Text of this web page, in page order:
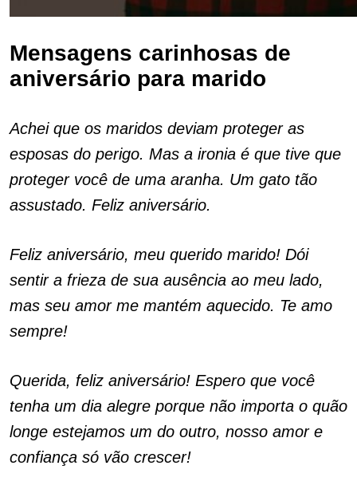
Mensagens carinhosas de
aniversário para marido
Achei que os maridos deviam proteger as
esposas do perigo. Mas a ironia é que tive que
proteger você de uma aranha. Um gato tão
assustado. Feliz aniversário.
Feliz aniversário, meu querido marido! Dói
sentir a frieza de sua ausência ao meu lado,
mas seu amor me mantém aquecido. Te amo
sempre!
Querida, feliz aniversário! Espero que você
tenha um dia alegre porque não importa o quão
longe estejamos um do outro, nosso amor e
confiança só vão crescer!